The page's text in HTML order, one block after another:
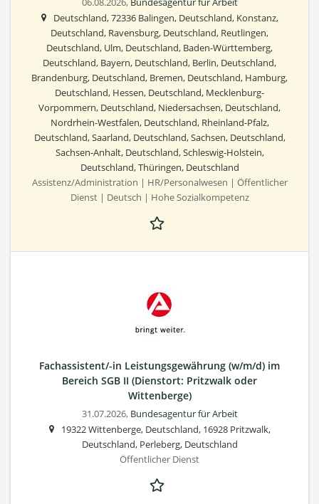
Deutschland, 72336 Balingen, Deutschland, Konstanz,
Deutschland, Ravensburg, Deutschland, Reutlingen,
Deutschland, Ulm, Deutschland, Baden-Württemberg,
Deutschland, Bayern, Deutschland, Berlin, Deutschland,
Brandenburg, Deutschland, Bremen, Deutschland, Hamburg,
Deutschland, Hessen, Deutschland, Mecklenburg-
Vorpommern, Deutschland, Niedersachsen, Deutschland,
Nordrhein-Westfalen, Deutschland, Rheinland-Pfalz,
Deutschland, Saarland, Deutschland, Sachsen, Deutschland,
Sachsen-Anhalt, Deutschland, Schleswig-Holstein,
Deutschland, Thüringen, Deutschland
Assistenz/Administration | HR/Personalwesen | Öffentlicher
Dienst | Deutsch | Hohe Sozialkompetenz
Fachassistent/-in Leistungsgewährung (w/m/d) im
Bereich SGB II (Dienstort: Pritzwalk oder
Wittenberge)
31.07.2026, Bundesagentur für Arbeit
19322 Wittenberge, Deutschland, 16928 Pritzwalk,
Deutschland, Perleberg, Deutschland
Öffentlicher Dienst